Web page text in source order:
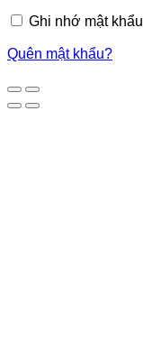
Ghi nhớ mật khẩu
Quên mật khẩu?